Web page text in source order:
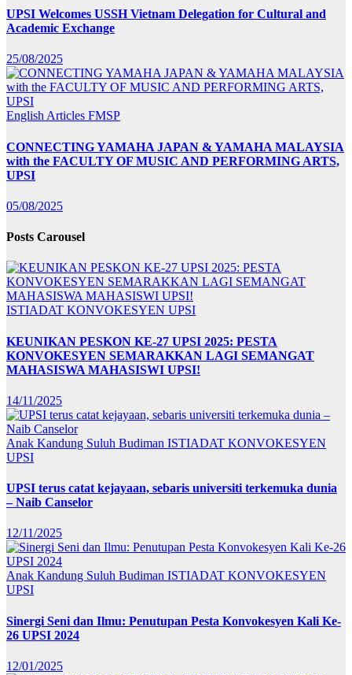
UPSI Welcomes USSH Vietnam Delegation for Cultural and
Academic Exchange
25/08/2025
English Articles FMSP
CONNECTING YAMAHA JAPAN & YAMAHA MALAYSIA
with the FACULTY OF MUSIC AND PERFORMING ARTS,
UPSI
05/08/2025
Posts Carousel
ISTIADAT KONVOKESYEN UPSI
KEUNIKAN PESKON KE-27 UPSI 2025: PESTA
KONVOKESYEN SEMARAKKAN LAGI SEMANGAT
MAHASISWA MAHASISWI UPSI!
14/11/2025
Anak Kandung Suluh Budiman ISTIADAT KONVOKESYEN
UPSI
UPSI terus catat kejayaan, sebaris universiti terkemuka dunia
– Naib Canselor
12/11/2025
Anak Kandung Suluh Budiman ISTIADAT KONVOKESYEN
UPSI
Sinergi Seni dan Ilmu: Penutupan Pesta Konvokesyen Kali Ke-
26 UPSI 2024
12/01/2025